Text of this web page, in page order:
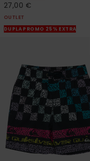
27,00 €
OUTLET
DUPLA PROMO 25% EXTRA